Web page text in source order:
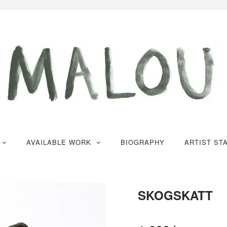
AVAILABLE WORK BIOGRAPHY ARTIST
SKOGSKATT